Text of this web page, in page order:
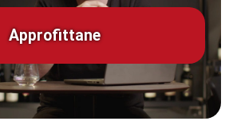
Approfittane